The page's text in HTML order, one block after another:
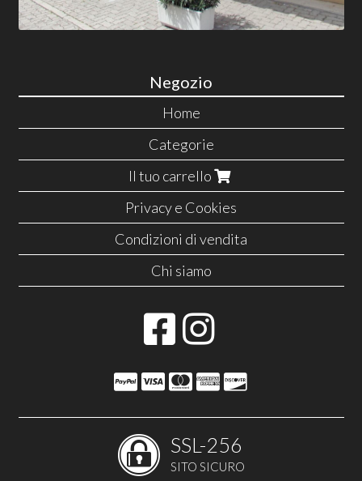
Negozio
Home
Categorie
Il tuo carrello
Privacy e Cookies
Condizioni di vendita
Chi siamo
SSL-256
SITO SICURO